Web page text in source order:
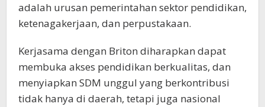
adalah urusan pemerintahan sektor pendidikan,
ketenagakerjaan, dan perpustakaan.
Kerjasama dengan Briton diharapkan dapat
membuka akses pendidikan berkualitas, dan
menyiapkan SDM unggul yang berkontribusi
tidak hanya di daerah, tetapi juga nasional